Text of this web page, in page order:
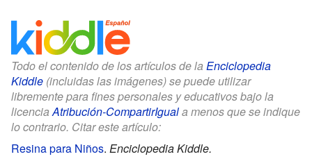
Todo el contenido de los artículos de la Enciclopedia
Kiddle (incluidas las imágenes) se puede utilizar
libremente para fines personales y educativos bajo la
licencia Atribución-CompartirIguala menos que se indique
lo contrario. Citar este artículo:
Resina para Niños. Enciclopedia Kiddle.